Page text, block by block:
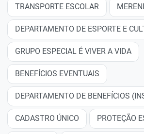
TRANSPORTE ESCOLAR
DEPARTAMENTO DE ESPORTE E
GRUPO ESPECIAL É VIVER A VIDA
BENEFÍCIOS EVENTUAIS
DEPARTAMENTO DE BENEFÍCIOS
CADASTRO ÚNICO PROTEÇÃO